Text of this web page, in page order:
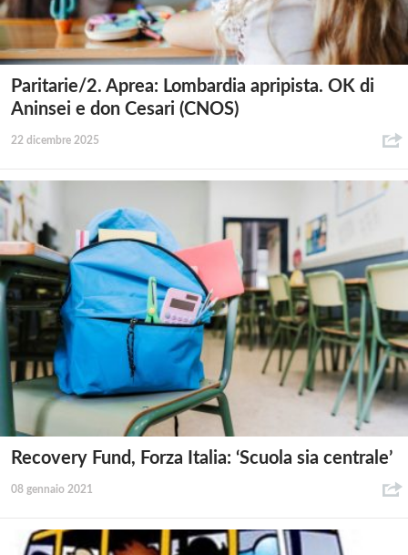
Paritarie/2. Aprea: Lombardia apripista. OK di
Aninsei e don Cesari (CNOS)
22 dicembre 2025
Recovery Fund, Forza Italia: ‘Scuola sia centrale’
08 gennaio 2021